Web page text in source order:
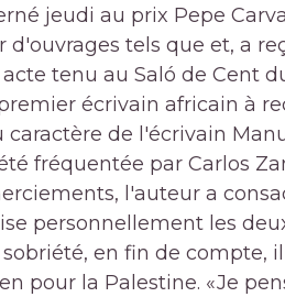
jeudi au prix Pepe
d'ouvrages tels que et, a
tenu au Saló de Cent
écrivain africain à
de l'écrivain
fréquentée par Carlos
l'auteur a
personnellement les
en fin de compte,
pour la Palestine. «Je